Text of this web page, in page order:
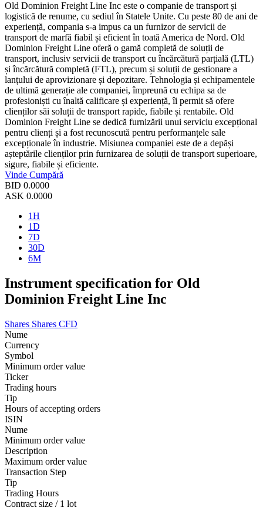
Old Dominion Freight Line Inc este o companie de transport și
logistică de renume, cu sediul în Statele Unite. Cu peste 80 de ani de
experiență, compania s-a impus ca un furnizor de servicii de
transport de marfă fiabil și eficient în toată America de Nord. Old
Dominion Freight Line oferă o gamă completă de soluții de
transport, inclusiv servicii de transport cu încărcătură parțială (LTL)
și încărcătură completă (FTL), precum și soluții de gestionare a
lanțului de aprovizionare și depozitare. Tehnologia și echipamentele
de ultimă generație ale companiei, împreună cu echipa sa de
profesioniști cu înaltă calificare și experiență, îi permit să ofere
clienților săi soluții de transport rapide, fiabile și rentabile. Old
Dominion Freight Line se dedică furnizării unui serviciu excepțional
pentru clienți și a fost recunoscută pentru performanțele sale
excepționale în industrie. Misiunea companiei este de a depăși
așteptările clienților prin furnizarea de soluții de transport superioare,
sigure, fiabile și eficiente.
Vinde Cumpără
BID 0.0000
ASK 0.0000
1H
1D
7D
30D
6M
Instrument specification for Old
Dominion Freight Line Inc
Shares Shares CFD
Nume
Currency
Symbol
Minimum order value
Ticker
Trading hours
Tip
Hours of accepting orders
ISIN
Nume
Minimum order value
Description
Maximum order value
Transaction Step
Tip
Trading Hours
Contract size / 1 lot